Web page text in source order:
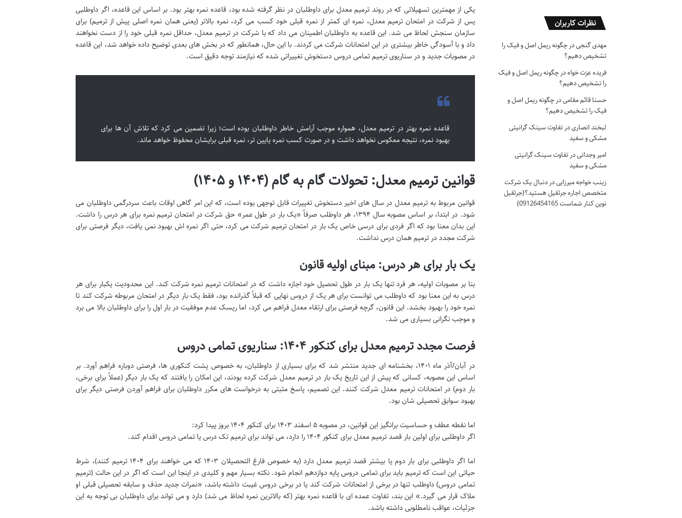
یکی از مهمترین تسهیلاتی که در روند ترمیم معدل برای داوطلبان در نظر گرفته شده بود، قاعده نمره بهتر بود. بر اساس این قاعده، اگر داوطلبی
پس از شرکت در امتحان ترمیم معدل، نمره ای کمتر از نمره قبلی خود کسب می کرد، نمره بالاتر (یعنی همان نمره اصلی پیش از ترمیم) برای
سازمان سنجش لحاظ می شد. این قاعده به داوطلبان اطمینان می داد که با شرکت در ترمیم معدل، حداقل نمره قبلی خود را از دست نخواهند
داد و با آسودگی خاطر بیشتری در این امتحانات شرکت می کردند. با این حال، همانطور که در بخش های بعدی توضیح داده خواهد شد، این قاعده
در مصوبات جدید و در سناریوی ترمیم تمامی دروس دستخوش تغییراتی شده که نیازمند توجه دقیق است.
قاعده نمره بهتر در ترمیم معدل، همواره موجب آرامش خاطر داوطلبان بوده است؛ زیرا تضمین می کرد که تلاش آن ها برای
بهبود نمره، نتیجه معکوس نخواهد داشت و در صورت کسب نمره پایین تر، نمره قبلی برایشان محفوظ خواهد ماند.
قوانین ترمیم معدل: تحولات گام به گام (۱۴۰۴ و ۱۴۰۵)
قوانین مربوط به ترمیم معدل در سال های اخیر دستخوش تغییرات قابل توجهی بوده است، که این امر گاهی اوقات باعث سردرگمی داوطلبان می
شود. در ابتدا، بر اساس مصوبه سال ۱۳۹۴، هر داوطلب صرفاً «یک بار در طول عمر» حق شرکت در امتحان ترمیم نمره برای هر درس را داشت.
این بدان معنا بود که اگر فردی برای درسی خاص یک بار در امتحان ترمیم شرکت می کرد، حتی اگر نمره اش بهبود نمی یافت، دیگر فرصتی برای
شرکت مجدد در ترمیم همان درس نداشت.
یک بار برای هر درس: مبنای اولیه قانون
بنا بر مصوبات اولیه، هر فرد تنها یک بار در طول تحصیل خود اجازه داشت که در امتحانات ترمیم نمره شرکت کند. این محدودیت یکبار برای هر
درس به این معنا بود که داوطلب می توانست برای هر یک از دروس نهایی که قبلاً گذرانده بود، فقط یک بار دیگر در امتحان مربوطه شرکت کند تا
نمره خود را بهبود بخشد. این قانون، گرچه فرصتی برای ارتقاء معدل فراهم می کرد، اما ریسک عدم موفقیت در بار اول را برای داوطلبان بالا می برد
و موجب نگرانی بسیاری می شد.
فرصت مجدد ترمیم معدل برای کنکور ۱۴۰۴: سناریوی تمامی دروس
در آبان/آذر ماه ۱۴۰۱، بخشنامه ای جدید منتشر شد که برای بسیاری از داوطلبان، به خصوص پشت کنکوری ها، فرصتی دوباره فراهم آورد. بر
اساس این مصوبه، کسانی که پیش از این تاریخ یک بار در ترمیم معدل شرکت کرده بودند، این امکان را یافتند که یک بار دیگر (عملاً برای برخی،
بار دوم) در امتحانات ترمیم معدل شرکت کنند. این تصمیم، پاسخ مثبتی به درخواست های مکرر داوطلبان برای فراهم آوردن فرصتی دیگر برای
بهبود سوابق تحصیلی شان بود.
اما نقطه عطف و حساسیت برانگیز این قوانین، در مصوبه ۵ اسفند ۱۴۰۳ برای کنکور ۱۴۰۴ بروز پیدا کرد:
اگر داوطلبی برای اولین بار قصد ترمیم معدل برای کنکور ۱۴۰۴ را دارد، می تواند برای ترمیم تک درس یا تمامی دروس اقدام کند.
اما اگر داوطلبی برای بار دوم یا بیشتر قصد ترمیم معدل دارد (به خصوص فارغ التحصیلان ۱۴۰۳ که می خواهند برای ۱۴۰۴ ترمیم کنند)، شرط
حیاتی این است که ترمیم باید برای تمامی دروس پایه دوازدهم انجام شود. نکته بسیار مهم و کلیدی در اینجا این است که اگر در این حالت (ترمیم
تمامی دروس) داوطلب تنها در برخی از امتحانات شرکت کند یا در برخی دروس غیبت داشته باشد، «نمرات جدید حذف و سابقه تحصیلی قبلی او
ملاک قرار می گیرد.» این بند، تفاوت عمده ای با قاعده نمره بهتر (که بالاترین نمره لحاظ می شد) دارد و می تواند برای داوطلبان بی توجه به این
جزئیات، عواقب نامطلوبی داشته باشد.
نظرات کاربران
مهدی گنجیدرچگونه ریمل اصل و فیک را
تشخیص دهیم؟
فریده عزت خواهدرچگونه ریمل اصل و فیک
را تشخیص دهیم؟
حسنا قائم مقامیدرچگونه ریمل اصل و
فیک را تشخیص دهیم؟
لبخند انصاریدرتفاوت سینک گرانیتی
مشکی و سفید
امیر وجدانیدرتفاوت سینک گرانیتی
مشکی و سفید
زینب خواجه میرزاییدردنبال یک شرکت
متخصص اجاره جرثقیل هستید؟{جرثقیل
نوین کنار شماست 09126454165}